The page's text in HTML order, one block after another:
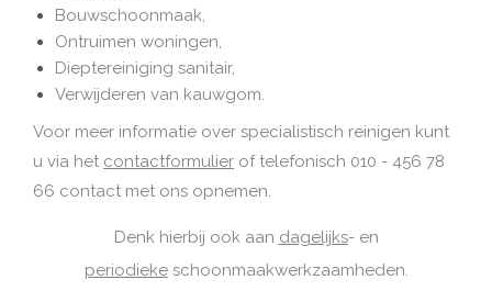
Bouwschoonmaak,
Ontruimen woningen,
Dieptereiniging sanitair,
Verwijderen van kauwgom.
Voor meer informatie over specialistisch reinigen kunt
u via het contactformulier of telefonisch 010 - 456 78
66 contact met ons opnemen.
Denk hierbij ook aan dagelijks- en
periodiekeschoonmaakwerkzaamheden.